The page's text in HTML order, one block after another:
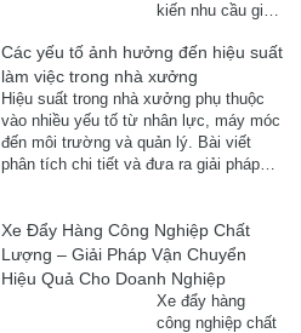
kiến nhu cầu gia
chính xác ngày
càng tăng. Bài
viết phân tích vai
trò của ngành cơ
khí, dịch vụ nổi
bật tại
công nghệ giúp
doanh nghiệp
nâng cao năng ...
Các yếu tố ảnh hưởng đến hiệu suất
làm việc trong nhà xưởng
Hiệu suất trong nhà xưởng phụ thuộc
vào nhiều yếu tố từ nhân lực, máy móc
đến môi trường và quản lý. Bài viết
phân tích chi tiết và đưa ra giải pháp
Xe Đẩy Hàng Công Nghiệp Chất
Lượng – Giải Pháp Vận Chuyển
Hiệu Quả Cho Doanh Nghiệp
Xe đẩy hàng
công nghiệp chất